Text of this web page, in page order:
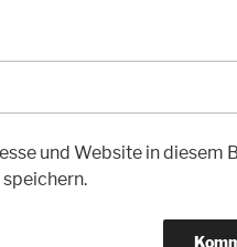
und Website in diesem